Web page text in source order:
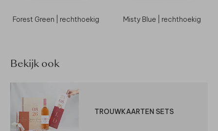
Forest Green | rechthoekig Misty Blue | rechthoekig
Bekijk ook
TROUWKAARTEN SETS